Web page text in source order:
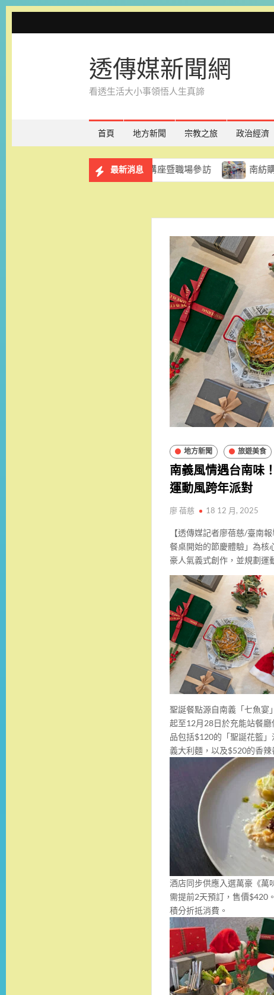
to
透傳媒新聞網
看透生活大小事領悟人生真諦
首頁 地方新聞 宗教之旅 政治經濟
最新消息
務計畫 8月29日辦理講座暨職場參訪 南紡購物中心「夏
地方新聞 旅遊美食
南義風情遇台南味
運動風跨年派對
廖 蓓慈 18 12 月, 2025
【透傳媒記者廖蓓慈/臺南
餐桌開始的節慶體驗」為核
豪人氣義式創作，並規劃運
聖誕餐點源自南義「七魚宴
起至12月28日於充能站餐
品包括$120的「聖誕花籃
義大利麵，以及$520的香辣
酒店同步供應入選萬豪《萬
需提前2天預訂，售價$420
積分折抵消費。